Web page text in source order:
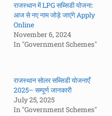
राजस्थान में LPG सब्सिडी योजना:
आज से नए नाम जोड़े जाएंगे Apply
Online
November 6, 2024
In "Government Schemes"
राजस्थान सोलर सब्सिडी योजनाएँ
2025– सम्पूर्ण जानकारी
July 25, 2025
In "Government Schemes"